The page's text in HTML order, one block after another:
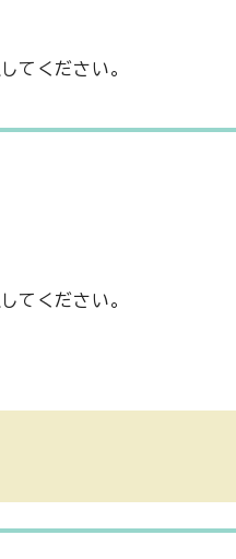
てください。
てください。